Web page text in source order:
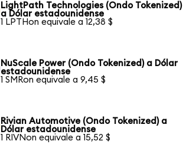
LightPath Technologies (Ondo Tokenized)
a Dólar estadounidense
1 LPTHon equivale a 12,38 $
NuScale Power (Ondo Tokenized) a Dólar
estadounidense
1 SMRon equivale a 9,45 $
Rivian Automotive (Ondo Tokenized) a
Dólar estadounidense
1 RIVNon equivale a 15,52 $